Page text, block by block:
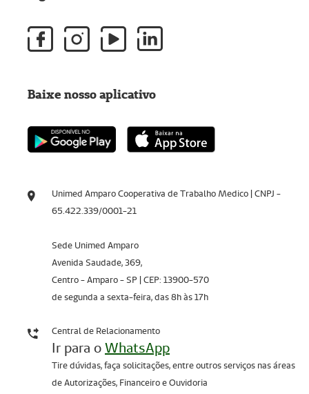
Unimed Amparo Cooperativa de Trabalho Medico | CNPJ -
65.422.339/0001-21
Sede Unimed Amparo
Avenida Saudade, 369,
Centro - Amparo - SP | CEP: 13900-570
de segunda a sexta-feira, das 8h às 17h
Central de Relacionamento
Ir para oWhatsApp
Tire dúvidas, faça solicitações, entre outros serviços nas áreas
de Autorizações, Financeiro e Ouvidoria
Baixe nosso aplicativo